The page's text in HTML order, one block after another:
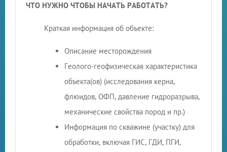
ЧТО НУЖНО ЧТОБЫ НАЧАТЬ РАБОТАТЬ?
Краткая информация об объекте:
Описание месторождения
Геолого-геофизическая характеристика
объекта(ов) (исследования керна,
флюидов, ОФП, давление гидроразрыва,
механические свойства пород и пр.)
Информация по скважине (участку) для
обработки, включая ГИС, ГДИ, ПГИ,